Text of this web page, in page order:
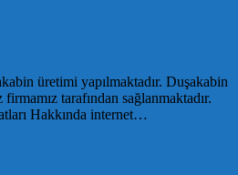
üretimi yapılmaktadır. Duşakabin
tarafından sağlanmaktadır.
Hakkında internet…